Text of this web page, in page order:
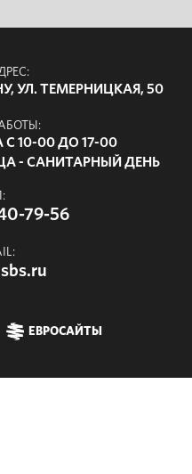
УЛ. ТЕМЕРНИЦКАЯ, 50
10-00 ДО 17-00
- САНИТАРНЫЙ ДЕНЬ
79-56
ЕВРОСАЙТЫ